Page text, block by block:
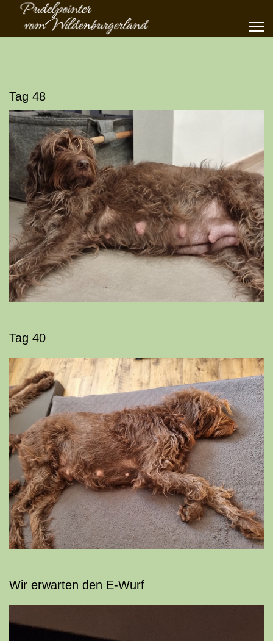
Tag 48
Tag 40
Wir erwarten den E-Wurf